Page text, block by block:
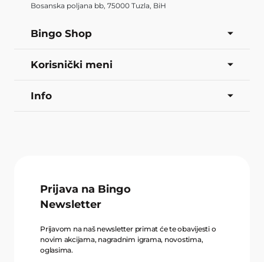
Bosanska poljana bb, 75000 Tuzla, BiH
Bingo Shop
Korisnički meni
Info
Prijava na Bingo
Newsletter
Prijavom na naš newsletter primat će te obavijesti o
novim akcijama, nagradnim igrama, novostima,
oglasima.